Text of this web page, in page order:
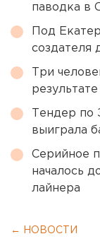
паводка в
Под
создателя
Три
Тендер по
выиграла
Серийное
началось
лайнера
← НОВОСТИ